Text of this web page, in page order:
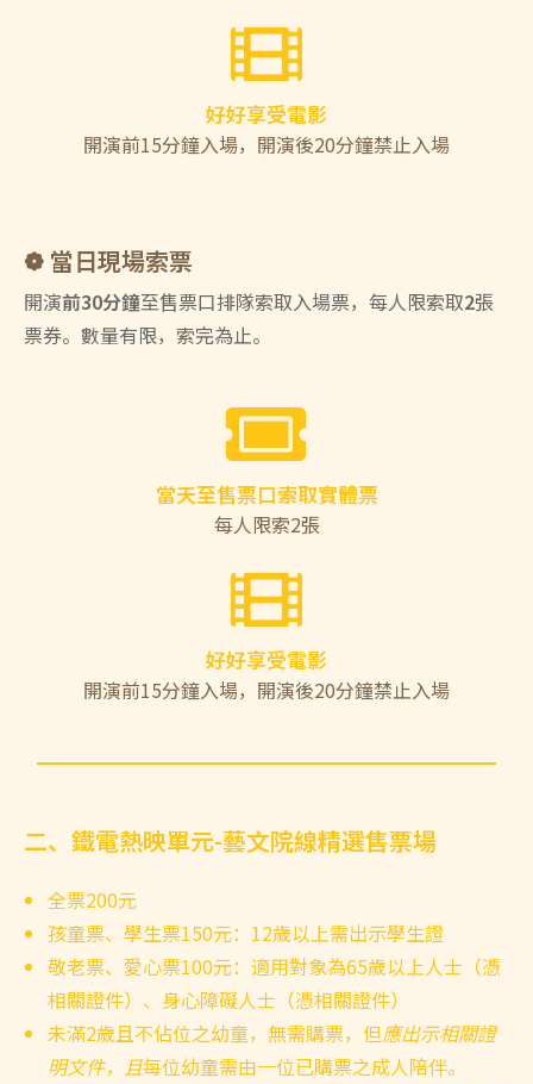
好好享受電影
開演前15分鐘入場，開演後20分鐘禁止入場
❁ 當日現場索票
開演前30分鐘至售票口排隊索取入場票，每人限索取2張
票券。數量有限，索完為止。
當天至售票口索取實體票
每人限索2張
好好享受電影
開演前15分鐘入場，開演後20分鐘禁止入場
二、鐵電熱映單元-藝文院線精選售票場
全票200元
孩童票、學生票150元：12歲以上需出示學生證
敬老票、愛心票100元：適用對象為65歲以上人士（憑
相關證件）、身心障礙人士（憑相關證件）
未滿2歲且不佔位之幼童，無需購票，但應出示相關證
明文件，且每位幼童需由一位已購票之成人陪伴。